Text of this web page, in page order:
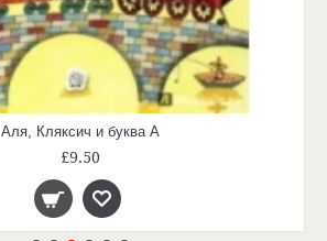
Аля, Кляксич и буква А
£9.50